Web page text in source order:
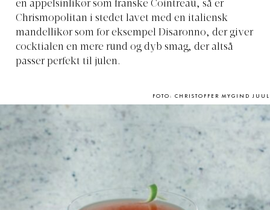
en appelsinlikør som franske Cointreau, så er
Chrismopolitan i stedet lavet med en italiensk
mandellikør som for eksempel Disaronno, der giver
cocktialen en mere rund og dyb smag, der altså
passer perfekt til julen.
FOTO: CHRISTOFFER MYGIND JUUL